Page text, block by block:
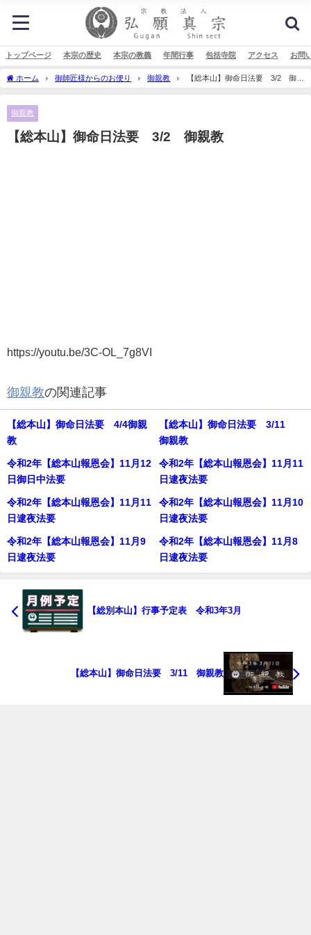
トップページ 本宗の歴史 本宗の教義 年間行事 包括寺院 アクセス お問
ホーム 御師匠様からのお便り 御親教
【総本山】御命日法要 3/2 御親
教
御親教
【総本山】御命日法要 3/2 御親教
https://youtu.be/3C-OL_7g8VI
御親教の関連記事
【総本山】御命日法要 4/4御親
教
【総本山】御命日法要 3/11
御親教
令和2年【総本山報恩会】11月12
日御日中法要
令和2年【総本山報恩会】11月11
日逮夜法要
令和2年【総本山報恩会】11月11
日逮夜法要
令和2年【総本山報恩会】11月10
日逮夜法要
令和2年【総本山報恩会】11月9
日逮夜法要
令和2年【総本山報恩会】11月8
日逮夜法要
【総別本山】行事予定表 令和3年3月
【総本山】御命日法要 3/11 御親教